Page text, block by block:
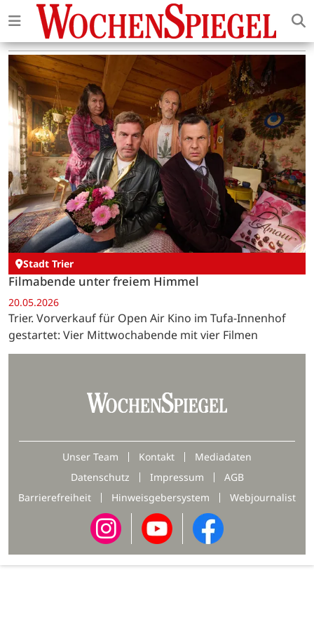
Stadt Trier
Filmabende unter freiem Himmel
20.05.2026
Trier. Vorverkauf für Open Air Kino im Tufa-Innenhof
gestartet: Vier Mittwochabende mit vier Filmen
Unser Team Kontakt
Mediadaten
Datenschutz
Impressum
AGB
Barrierefreiheit
Hinweisgebersystem Webjournalist